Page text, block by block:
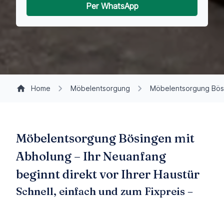
Per WhatsApp
Home Möbelentsorgung Möbelentsorgung
Möbelentsorgung Bösingen mit
Abholung – Ihr Neuanfang
beginnt direkt vor Ihrer Haustür
Schnell, einfach und zum Fixpreis –